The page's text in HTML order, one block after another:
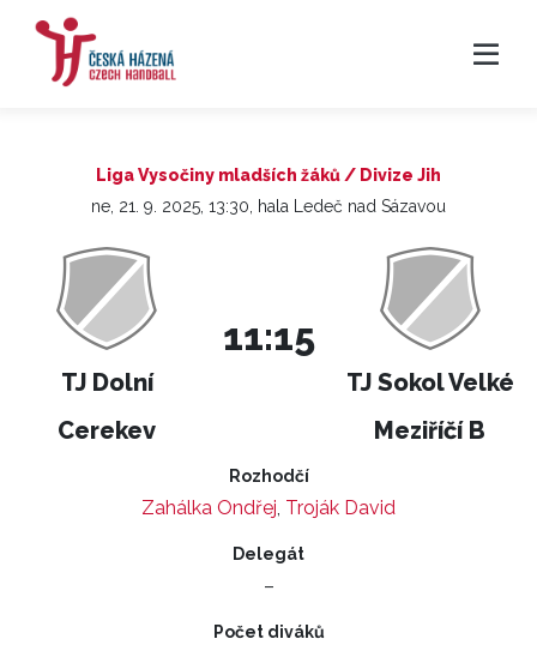
Liga Vysočiny mladších žáků / Divize Jih
ne, 21. 9. 2025, 13:30, hala Ledeč nad Sázavou
TJ Dolní
Cerekev
11:15
TJ Sokol Velké
Meziříčí B
Rozhodčí
Zahálka Ondřej, Troják David
Delegát
–
Počet diváků